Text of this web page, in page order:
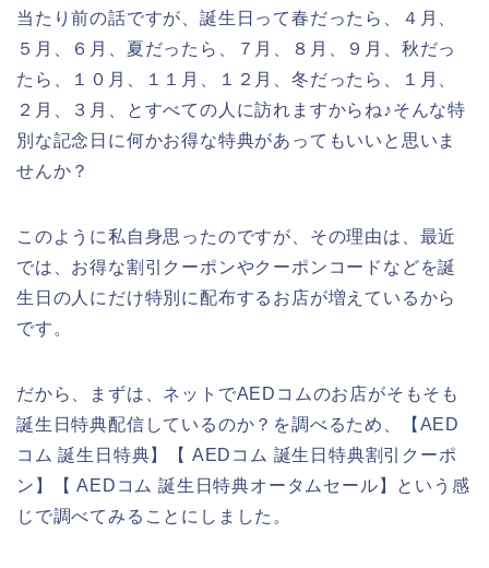
当たり前の話ですが、誕生日って春だったら、４月、
５月、６月、夏だったら、７月、８月、９月、秋だっ
たら、１０月、１１月、１２月、冬だったら、１月、
２月、３月、とすべての人に訪れますからね♪そんな特
別な記念日に何かお得な特典があってもいいと思いま
せんか？
このように私自身思ったのですが、その理由は、最近
では、お得な割引クーポンやクーポンコードなどを誕
生日の人にだけ特別に配布するお店が増えているから
です。
だから、まずは、ネットでAEDコムのお店がそもそも
誕生日特典配信しているのか？を調べるため、【AED
コム 誕生日特典】【 AEDコム 誕生日特典割引クーポ
ン】【 AEDコム 誕生日特典オータムセール】という感
じで調べてみることにしました。